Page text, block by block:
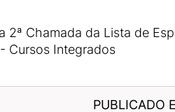
Chamada da Lista de
Cursos Integrados
PUBLICADO